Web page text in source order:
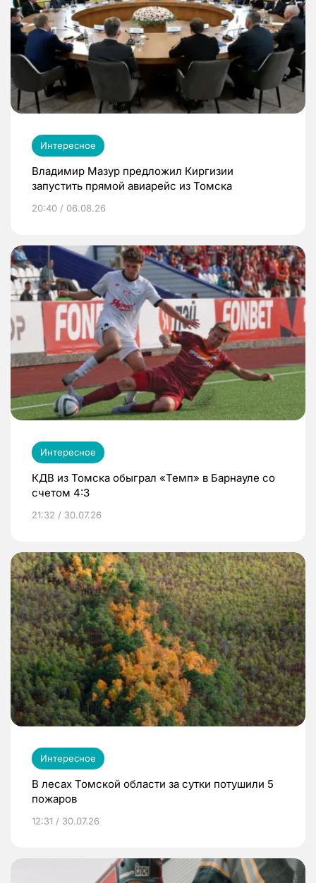
Интересное
Владимир Мазур предложил Киргизии
запустить прямой авиарейс из Томска
20:40 / 06.08.26
Интересное
КДВ из Томска обыграл «Темп» в Барнауле со
счетом 4:3
21:32 / 30.07.26
Интересное
В лесах Томской области за сутки потушили 5
пожаров
12:31 / 30.07.26